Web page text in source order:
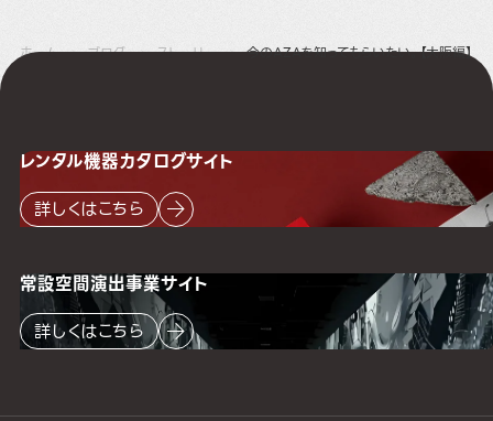
ホーム ブログ ストーリー 今のAZAを知ってもらいたい。【大阪編】
レンタル機器カタログサイト
詳しくはこちら
常設空間演出事業サイト
詳しくはこちら